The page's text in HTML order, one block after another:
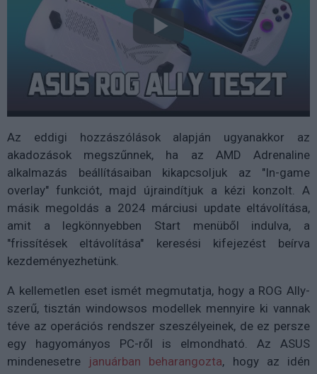
Az eddigi hozzászólások alapján ugyanakkor az
akadozások megszűnnek, ha az AMD Adrenaline
alkalmazás beállításaiban kikapcsoljuk az "In-game
overlay" funkciót, majd újraindítjuk a kézi konzolt. A
másik megoldás a 2024 márciusi update eltávolítása,
amit a legkönnyebben Start menüből indulva, a
"frissítések eltávolítása" keresési kifejezést beírva
kezdeményezhetünk.
A kellemetlen eset ismét megmutatja, hogy a ROG Ally-
szerű, tisztán windowsos modellek mennyire ki vannak
téve az operációs rendszer szeszélyeinek, de ez persze
egy hagyományos PC-ről is elmondható. Az ASUS
mindenesetre januárban beharangozta, hogy az idén